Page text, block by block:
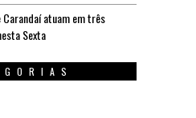
atuam em três
Sexta